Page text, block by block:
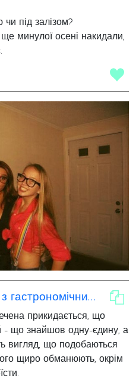
під залізом?
минулої осені накидали,
Свято обману: весілля з гастрономічним сюрпризом
прикидається, що
- що знайшов одну-єдину, а
вигляд, що подобаються
щиро обманюють, окрім